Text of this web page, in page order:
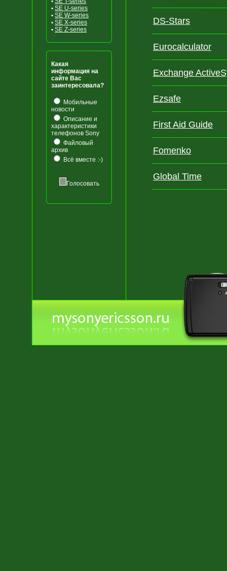
• SE U-series
• SE W-series
• SE X-series
• SE Z-series
Какая
информация на
сайте Вас
заинтересовала?
Мобильные
новости
Описание и
характеристики
телефонов Sony
Файловый
архив
Всё вместе :-)
Голосовать
DS-Stars
Eurocalculator
Exchange
Ezsafe
First Aid Guide
Fomenko
Global Time